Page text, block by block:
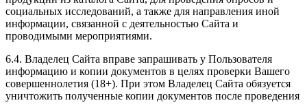
социальных исследований, а также для направления иной
информации, связанной с деятельностью Сайта и
проводимыми мероприятиями.
6.4. Владелец Сайта вправе запрашивать у Пользователя
информацию и копии документов в целях проверки Вашего
совершеннолетия (18+). При этом Владелец Сайта обязуется
уничтожить полученные копии документов после проведения